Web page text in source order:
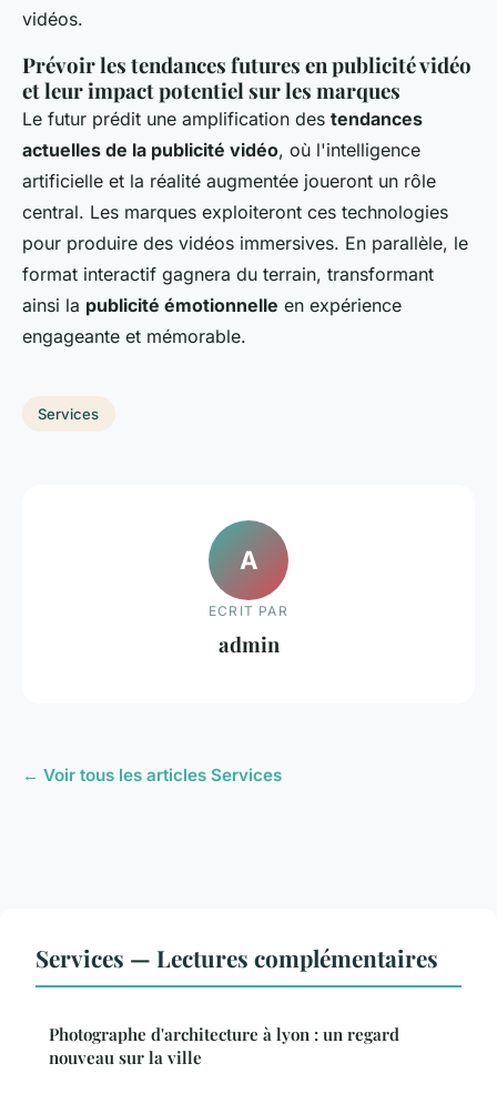
vidéos.
Prévoir les tendances futures en publicité vidéo
et leur impact potentiel sur les marques
Le futur prédit une amplification des tendances
actuelles de la publicité vidéo, où l'intelligence
artificielle et la réalité augmentée joueront un rôle
central. Les marques exploiteront ces technologies
pour produire des vidéos immersives. En parallèle, le
format interactif gagnera du terrain, transformant
ainsi la publicité émotionnelle en expérience
engageante et mémorable.
Services
A
ECRIT PAR
admin
← Voir tous les articles Services
Services — Lectures complémentaires
Photographe d'architecture à lyon : un regard
nouveau sur la ville